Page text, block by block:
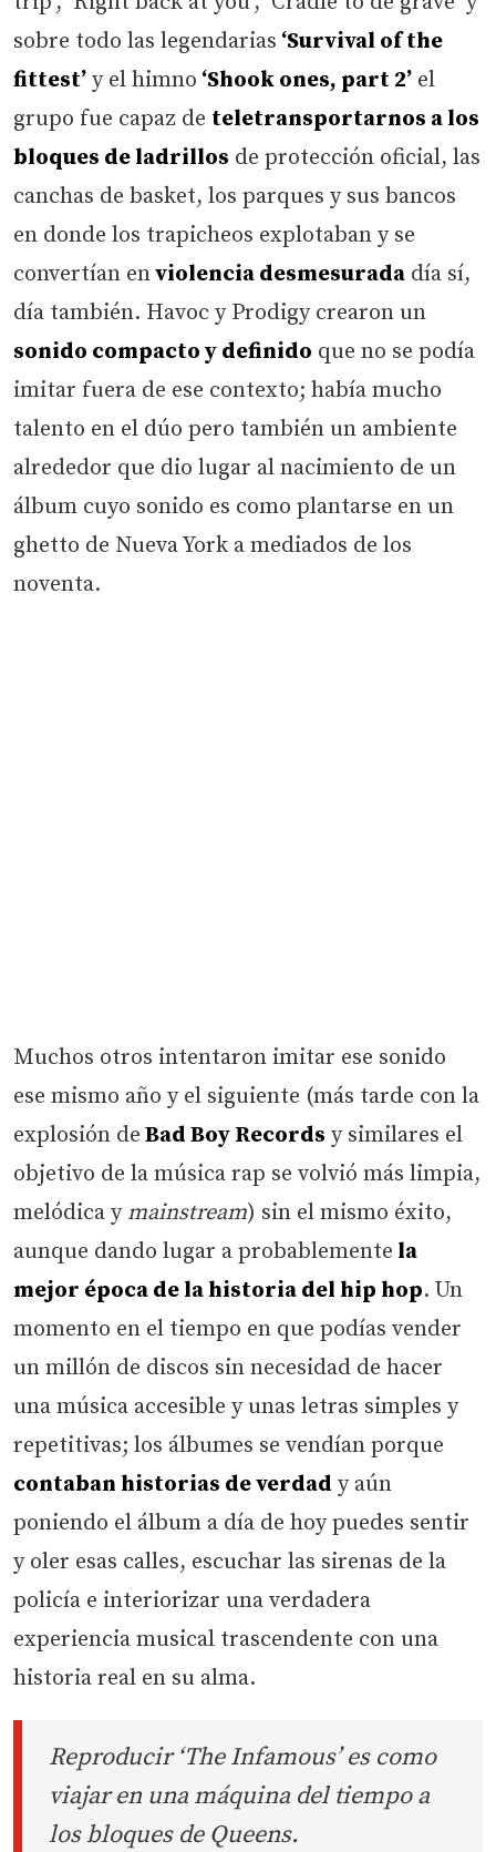
sobre todo las legendarias ‘Survival of the
fittest’ y el himno ‘Shook ones, part 2’ el
grupo fue capaz de teletransportarnos a los
bloques de ladrillos de protección oficial, las
canchas de basket, los parques y sus bancos
en donde los trapicheos explotaban y se
convertían enviolencia desmesurada día sí,
día también. Havoc y Prodigy crearon un
sonido compacto y definido que no se podía
imitar fuera de ese contexto; había mucho
talento en el dúo pero también un ambiente
alrededor que dio lugar al nacimiento de un
álbum cuyo sonido es como plantarse en un
ghetto de Nueva York a mediados de los
noventa.
Muchos otros intentaron imitar ese sonido
ese mismo año y el siguiente (más tarde con la
explosión de Bad Boy Records y similares el
objetivo de la música rap se volvió más limpia,
melódica y mainstream) sin el mismo éxito,
aunque dando lugar a probablemente la
mejor época de la historia del hip hop. Un
momento en el tiempo en que podías vender
un millón de discos sin necesidad de hacer
una música accesible y unas letras simples y
repetitivas; los álbumes se vendían porque
contaban historias de verdad y aún
poniendo el álbum a día de hoy puedes sentir
y oler esas calles, escuchar las sirenas de la
policía e interiorizar una verdadera
experiencia musical trascendente con una
historia real en su alma.
Reproducir ‘The Infamous’ es como
viajar en una máquina del tiempo a
los bloques de Queens.